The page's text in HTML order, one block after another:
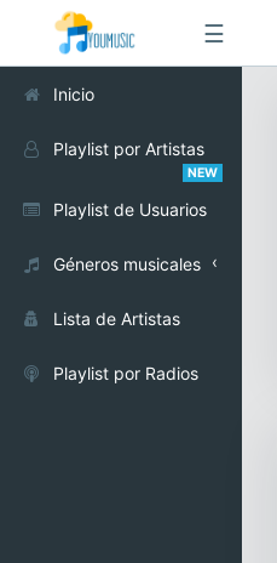
☰
Inicio
Playlist por Artistas
NEW
Playlist de Usuarios
Géneros musicales
Alternativo
Cumbia
Lista de Artistas
Playlist por Radios